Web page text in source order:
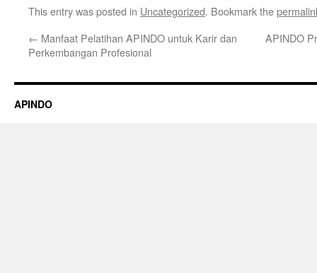
This entry was posted in Uncategorized. Bookmark the
← Manfaat Pelatihan APINDO untuk Karir dan
Perkembangan Profesional
APINDO
APINDO